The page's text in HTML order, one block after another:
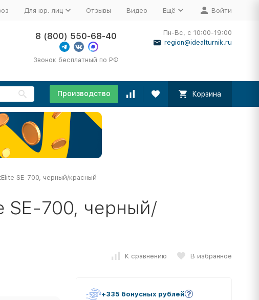
Для юр. лиц Отзывы Видео Ещё Войти
8 (800) 550-68-40
Звонок бесплатный по РФ
Пн-Вс, с 10:00-19:00
region@idealturnik.ru
Производство Корзина
SE-700, черный/красный
SE-700, черный/
К сравнению В избранное
+335 бонусных рублей